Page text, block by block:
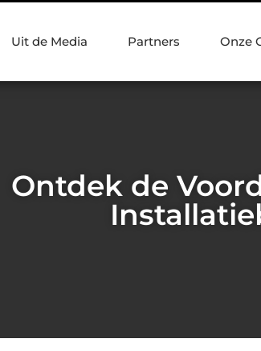
Uit de Media Partners Onze
Ontdek de